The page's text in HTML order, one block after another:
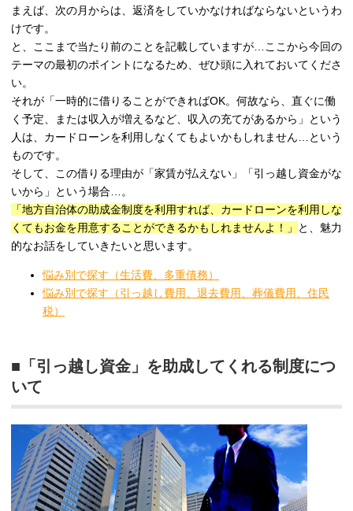
まえば、次の月からは、返済をしていかなければならないというわ
けです。
と、ここまで当たり前のことを記載していますが…ここから今回の
テーマの最初のポイントになるため、ぜひ頭に入れておいてくださ
い。
それが「一時的に借りることができればOK。何故なら、直ぐに働
く予定、または収入が増えるなど、収入の充てがあるから」という
人は、カードローンを利用しなくてもよいかもしれません…という
ものです。
そして、この借りる理由が「家賃が払えない」「引っ越し資金がな
いから」という場合…。
「地方自治体の助成金制度を利用すれば、カードローンを利用しな
くてもお金を用意することができるかもしれませんよ！」
と、魅力
的なお話をしていきたいと思います。
悩み別で探す（生活費、多重債務）
悩み別で探す（引っ越し費用、退去費用、葬儀費用、住民
税）
■「引っ越し資金」を助成してくれる制度につ
いて